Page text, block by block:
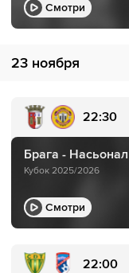
Смотри
23 ноября
22:30
Брага - Насьонал
Кубок 2025/2026
Смотри
22:00